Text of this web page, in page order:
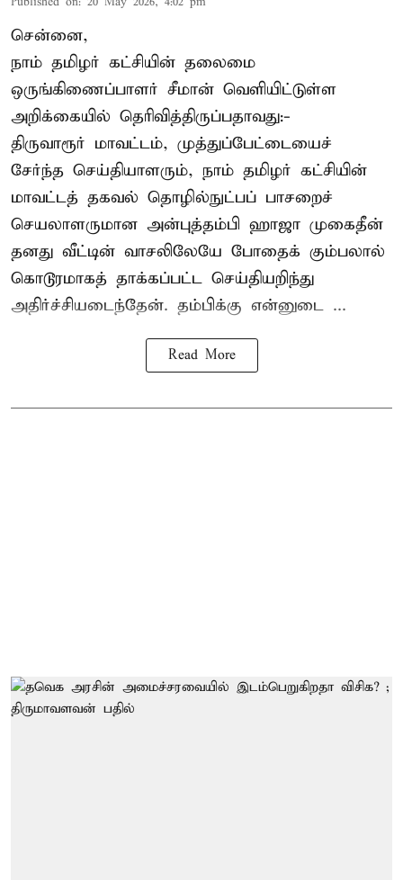
சென்னை,
நாம் தமிழர் கட்சியின் தலைமை
ஒருங்கிணைப்பாளர் சீமான் வெளியிட்டுள்ள
அறிக்கையில் தெரிவித்திருப்பதாவது:-
திருவாரூர் மாவட்டம், முத்துப்பேட்டையைச்
சேர்ந்த செய்தியாளரும், நாம் தமிழர் கட்சியின்
மாவட்டத் தகவல் தொழில்நுட்பப் பாசறைச்
செயலாளருமான அன்புத்தம்பி ஹாஜா முகைதீன்
தனது வீட்டின் வாசலிலேயே போதைக் கும்பலால்
கொடூரமாகத் தாக்கப்பட்ட செய்தியறிந்து
அதிர்ச்சியடைந்தேன். தம்பிக்கு என்னுடை ...
Read More